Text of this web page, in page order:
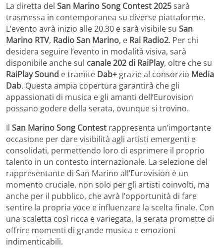
La diretta del San Marino Song Contest 2025sarà
trasmessa in contemporanea su diverse piattaforme.
L’evento avrà inizio alle 20.30 e sarà visibile su San
Marino RTV, Radio San Marino, e Rai Radio2. Per chi
desidera seguire l’evento in modalità visiva, sarà
disponibile anche sul canale 202 di RaiPlay, oltre che su
RaiPlay Sound e tramite Dab+grazie al consorzio Media
Dab. Questa ampia copertura garantirà che gli
appassionati di musica e gli amanti dell’Eurovision
possano godere della serata, ovunque si trovino.
Il San Marino Song Contest rappresenta un’importante
occasione per dare visibilità agli artisti emergenti e
consolidati, permettendo loro di esprimere il proprio
talento in un contesto internazionale. La selezione del
rappresentante di San Marino all’Eurovision è un
momento cruciale, non solo per gli artisti coinvolti, ma
anche per il pubblico, che avrà l’opportunità di fare
sentire la propria voce e influenzare la scelta finale. Con
una scaletta così ricca e variegata, la serata promette di
offrire momenti di grande musica e emozioni
indimenticabili.